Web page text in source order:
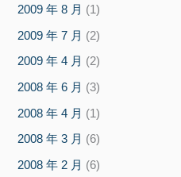
2009 年 8 月 (1)
2009 年 7 月 (2)
2009 年 4 月 (2)
2008 年 6 月 (3)
2008 年 4 月 (1)
2008 年 3 月 (6)
2008 年 2 月 (6)